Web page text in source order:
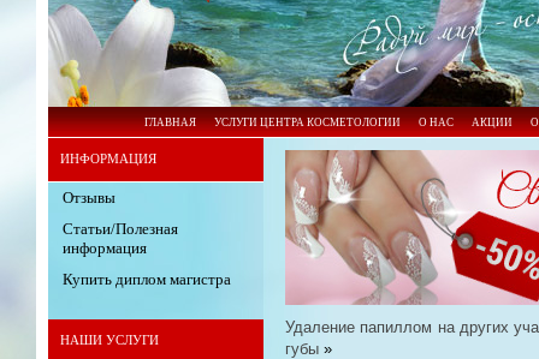
ГЛАВНАЯ УСЛУГИ ЦЕНТРА КОСМЕТОЛОГИИ О НАС АКЦИИ
ИНФОРМАЦИЯ
Отзывы
Статьи/Полезная
информация
Купить диплом магистра
НАШИ УСЛУГИ
Удаление папиллом на других
губы »